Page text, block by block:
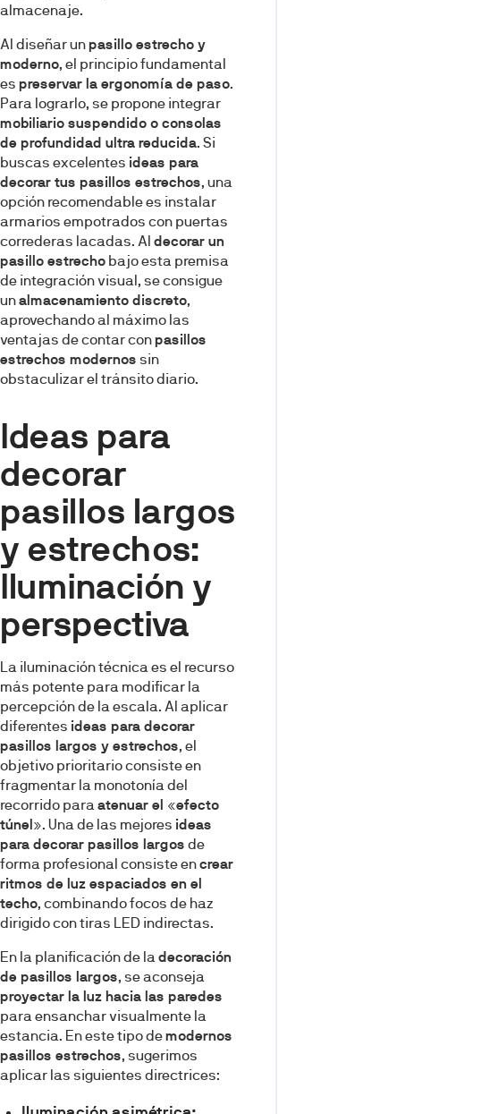
almacenaje.
Al diseñar unpasillo estrecho y
moderno, el principio fundamental
es preservar la ergonomía de paso.
Para lograrlo, se propone integrar
mobiliario suspendido o consolas
de profundidad ultra reducida. Si
buscas excelentes ideas para
decorar tus pasillos estrechos, una
opción recomendable es instalar
armarios empotrados con puertas
correderas lacadas. Al decorar un
pasillo estrecho bajo esta premisa
de integración visual, se consigue
unalmacenamiento discreto,
aprovechando al máximo las
ventajas de contar conpasillos
estrechos modernos sin
obstaculizar el tránsito diario.
Ideas para
decorar
pasillos largos
y estrechos:
Iluminación y
perspectiva
La iluminación técnica es el recurso
más potente para modificar la
percepción de la escala. Al aplicar
diferentes ideas para decorar
pasillos largos y estrechos, el
objetivo prioritario consiste en
fragmentar la monotonía del
recorrido paraatenuar el «efecto
túnel». Una de las mejores ideas
para decorar pasillos largos de
forma profesional consiste encrear
ritmos de luz espaciados en el
techo, combinando focos de haz
dirigido con tiras LED indirectas.
En la planificación de ladecoración
de pasillos largos, se aconseja
proyectar la luz hacia las paredes
para ensanchar visualmente la
estancia. En este tipo demodernos
pasillos estrechos, sugerimos
aplicar las siguientes directrices: